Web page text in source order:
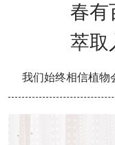
春有
萃取
我们始终相信植物